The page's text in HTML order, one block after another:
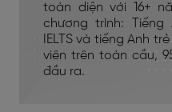
toàn diện với 16+
chương trình:
IELTS và tiếng Anh
viên trên toàn cầu,
đầu ra.